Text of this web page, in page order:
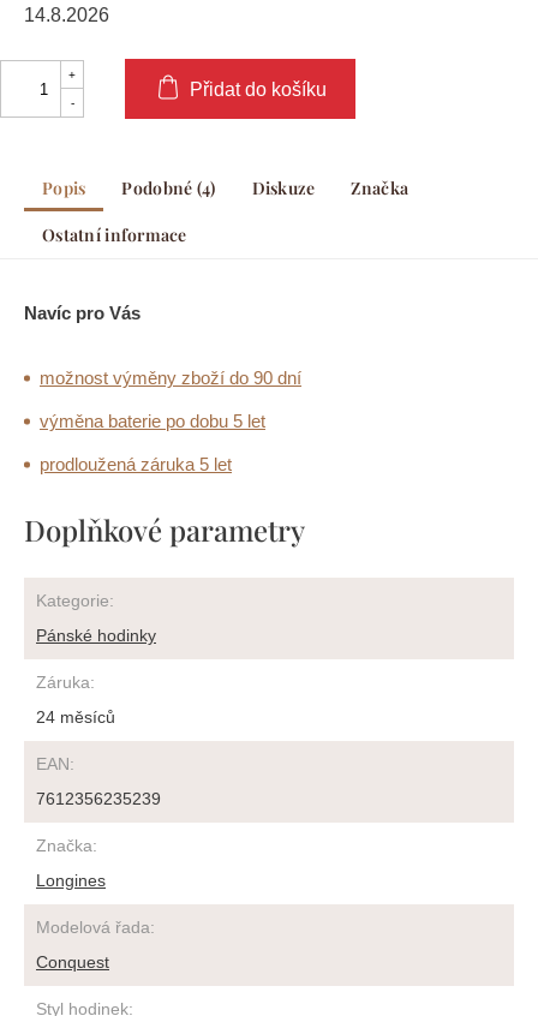
14.8.2026
Přidat do košíku
Popis Podobné (4) Diskuze Značka
Ostatní informace
Navíc pro Vás
možnost výměny zboží do 90 dní
výměna baterie po dobu 5 let
prodloužená záruka 5 let
Doplňkové parametry
Kategorie:
Pánské hodinky
Záruka:
24 měsíců
EAN:
7612356235239
Značka:
Longines
Modelová řada:
Conquest
Styl hodinek: